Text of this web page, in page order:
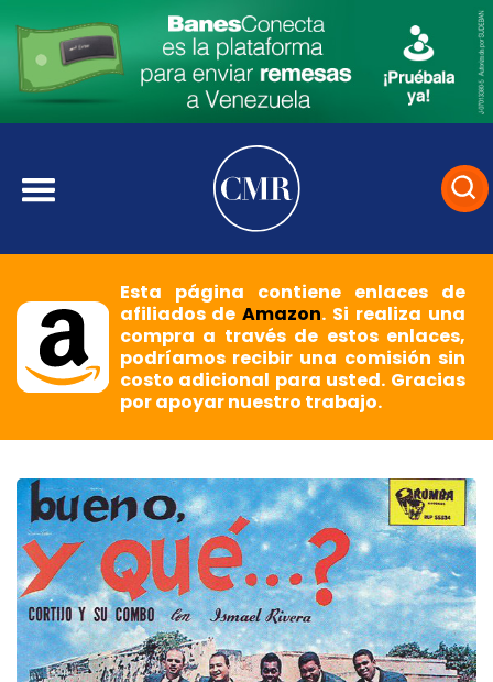
Esta página contiene enlaces de
afiliados deAmazon. Si realiza una
compra a través de estos enlaces,
podríamos recibir una comisión sin
costo adicional para usted. Gracias
por apoyar nuestro trabajo.